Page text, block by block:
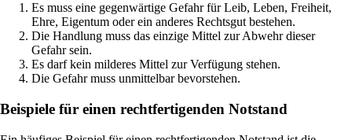
Es muss eine gegenwärtige Gefahr für Leib, Leben, Freiheit,
Ehre, Eigentum oder ein anderes Rechtsgut bestehen.
Die Handlung muss das einzige Mittel zur Abwehr dieser
Gefahr sein.
Es darf kein milderes Mittel zur Verfügung stehen.
Die Gefahr muss unmittelbar bevorstehen.
Beispiele für einen rechtfertigenden Notstand